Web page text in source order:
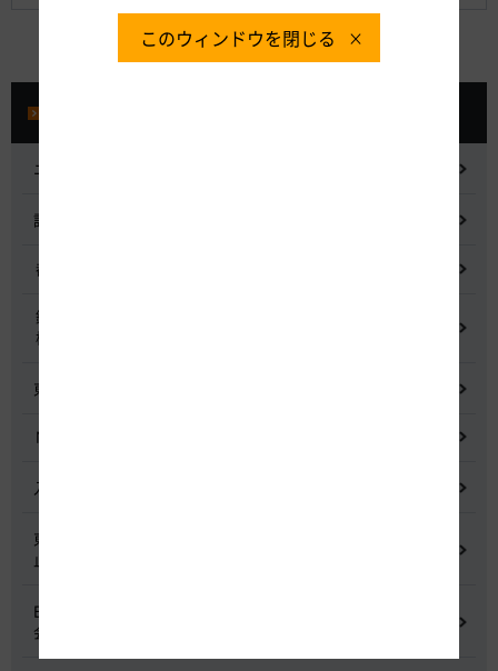
ニュースリリース
記者会見
都市間高速道路料金割引検討会
鋼少数主桁橋の床版下面吹付コンクリートはく離・落下事象調査
検討委員会
東名高速道路宇利トンネル照明灯具落下事象調査検討会
NEXCO中日本グループの経営上の課題と取組み
入札に係る不正行為に関する調査及び再発防止のための委員会
東名高速道路 中吉田高架橋 塗装塗替え工事による火災事故再発防
止委員会
E20 中央道を跨ぐ橋梁の耐震補強工事施工不良に関する調査委員
会
このウィンドウを閉じる